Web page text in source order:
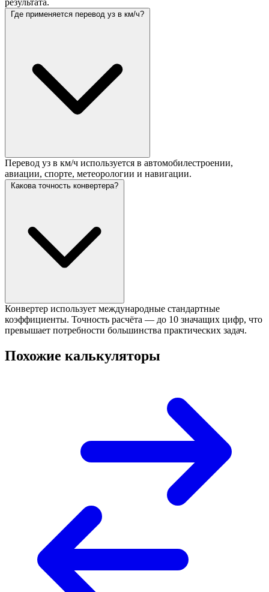
результата.
Где применяется перевод уз в км/ч?
Перевод уз в км/ч используется в автомобилестроении,
авиации, спорте, метеорологии и навигации.
Какова точность конвертера?
Конвертер использует международные стандартные
коэффициенты. Точность расчёта — до 10 значащих цифр, что
превышает потребности большинства практических задач.
Похожие калькуляторы